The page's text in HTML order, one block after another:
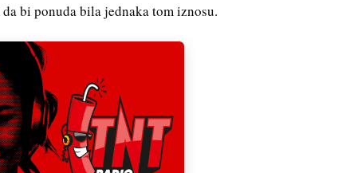
bi ponuda bila jednaka tom iznosu.